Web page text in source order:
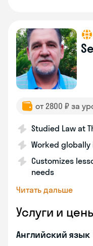
от 2800 ₽ за
Studied Law at
Worked
Customizes
needs
Читать дальше
Услуги и
Английский язык